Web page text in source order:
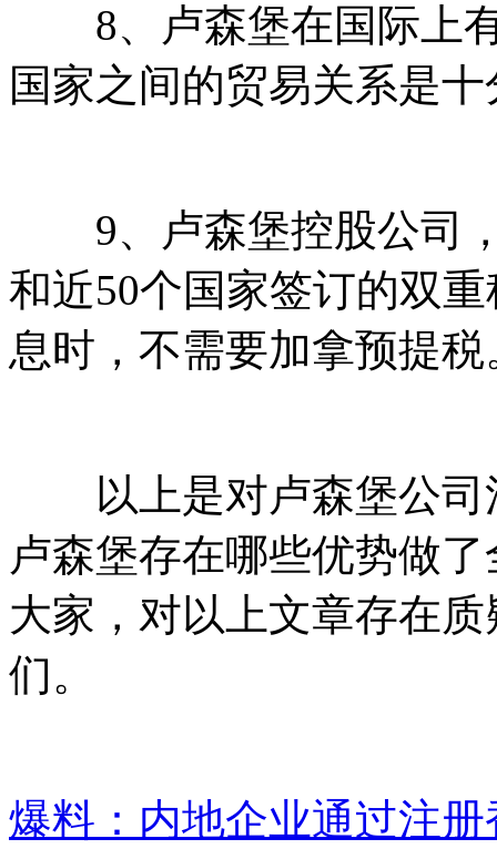
8、卢森堡在国际上有
国家之间的贸易关系是
9、卢森堡控股公司，
和近50个国家签订的双
息时，不需要加拿预提税
以上是对卢森堡公司
卢森堡存在哪些优势做
大家，对以上文章存在
们。
爆料：内地企业通过注